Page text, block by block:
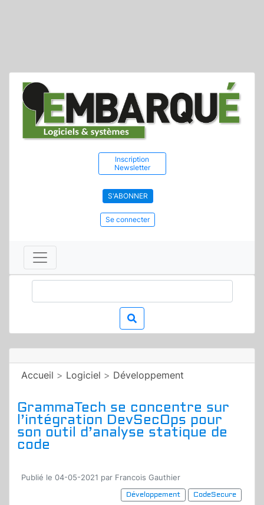
Inscription
Newsletter
S'ABONNER
Se connecter
Accueil > Logiciel > Développement
GrammaTech se concentre sur
l’intégration DevSecOps pour
son outil d’analyse statique de
code
Publié le 04-05-2021 par Francois Gauthier
Développement
CodeSecure